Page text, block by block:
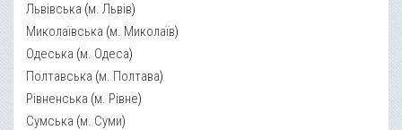
Львівська (м. Львів)
Миколаївська (м. Миколаїв)
Одеська (м. Одеса)
Полтавська (м. Полтава)
Рівненська (м. Рівне)
Сумська (м. Суми)